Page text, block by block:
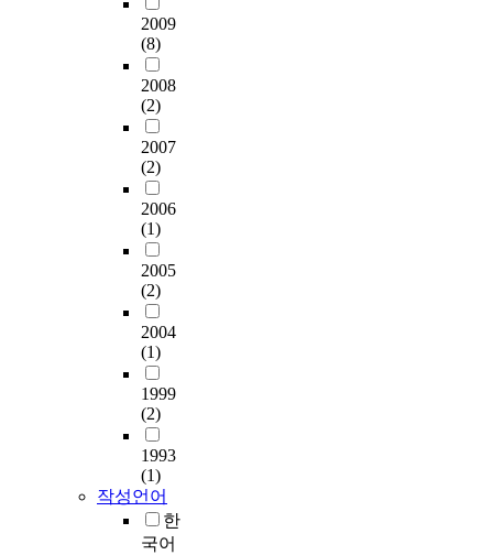
2009
(8)
2008
(2)
2007
(2)
2006
(1)
2005
(2)
2004
(1)
1999
(2)
1993
(1)
작성언어
한
국어